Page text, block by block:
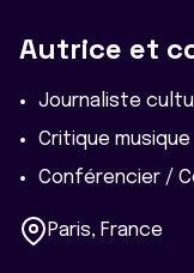
Autrice et
Journaliste
Critique musique
Conférencier /
Paris, France